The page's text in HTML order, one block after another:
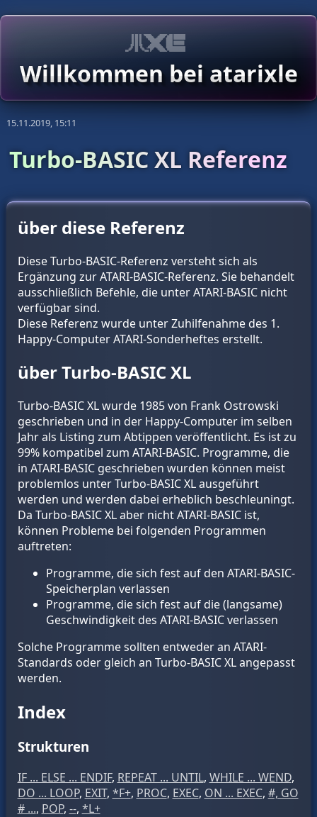
Willkommen bei atarixle
15.11.2019, 15:11
Turbo-BASIC XL Referenz
über diese Referenz
Diese Turbo-BASIC-Referenz versteht sich als
Ergänzung zur ATARI-BASIC-Referenz. Sie behandelt
ausschließlich Befehle, die unter ATARI-BASIC nicht
verfügbar sind.
Diese Referenz wurde unter Zuhilfenahme des 1.
Happy-Computer ATARI-Sonderheftes erstellt.
über Turbo-BASIC XL
Turbo-BASIC XL wurde 1985 von Frank Ostrowski
geschrieben und in der Happy-Computer im selben
Jahr als Listing zum Abtippen veröffentlicht. Es ist zu
99% kompatibel zum ATARI-BASIC. Programme, die
in ATARI-BASIC geschrieben wurden können meist
problemlos unter Turbo-BASIC XL ausgeführt
werden und werden dabei erheblich beschleuningt.
Da Turbo-BASIC XL aber nicht ATARI-BASIC ist,
können Probleme bei folgenden Programmen
auftreten:
Programme, die sich fest auf den ATARI-BASIC-
Speicherplan verlassen
Programme, die sich fest auf die (langsame)
Geschwindigkeit des ATARI-BASIC verlassen
Solche Programme sollten entweder an ATARI-
Standards oder gleich an Turbo-BASIC XL angepasst
werden.
Index
Strukturen
IF ... ELSE ... ENDIF, REPEAT ... UNTIL, WHILE ... WEND,
DO ... LOOP, EXIT, *F+, PROC, EXEC, ON ... EXEC, #, GO
# ..., POP, --, *L+